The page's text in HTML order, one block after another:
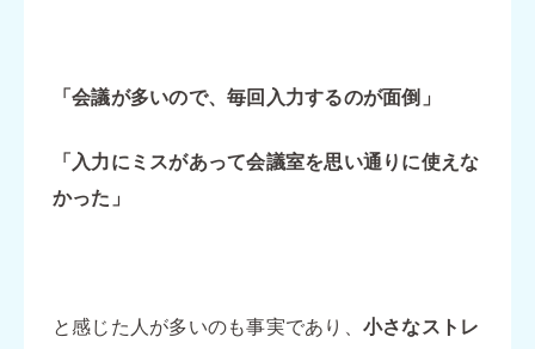
「会議が多いので、毎回入力するのが面倒」
「入力にミスがあって会議室を思い通りに使えな
かった」
と感じた人が多いのも事実であり、 小さなストレ